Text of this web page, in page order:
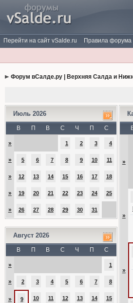
Перейти на сайт vSalde.ru Правила форума
Форум вСалде.ру | Верхняя Салда и
Июль 2026
В П В С Ч П С
» 1 2 3 4
» 5 6 7 8 9 10 11
» 12 13 14 15 16 17 18
» 19 20 21 22 23 24 25
» 26 27 28 29 30 31
Август 2026
В П В С Ч П С
» 1
» 2 3 4 5 6 7 8
» 9 10 11 12 13 14 15
»
»
»